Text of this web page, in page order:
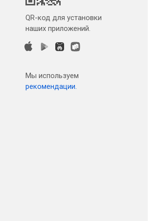
QR-код для установки
наших приложений.
Мы используем
рекомендации.